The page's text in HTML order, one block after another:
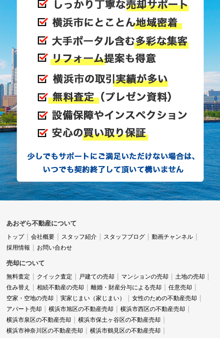
あおぞら不動産について
トップ 会社概要 スタッフ紹介 スタッフブログ
動画チャンネル
採用情報
お問い合わせ
売却について
無料査定 クイック査定 戸建ての売却 マンションの売却
土地の売却
住み替え
相続不動産の売却 離婚・財産分与による売却
任意売却
空家・空地の売却
実家じまい（家じまい）
女性のための不動産売却
アパート売却
横浜市旭区の不動産売却
横浜市西区の不動産売却
横浜市泉区の不動産売却
横浜市保土ヶ谷区の不動産売却
横浜市神奈川区の不動産売却
横浜市鶴見区の不動産売却